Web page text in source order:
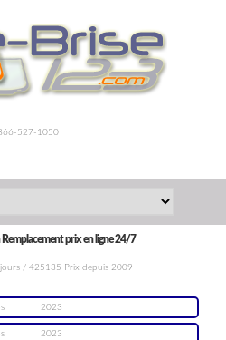
527-1050
Remplacement prix en ligne 24/7
/ 425135 Prix depuis 2009
2023
2023